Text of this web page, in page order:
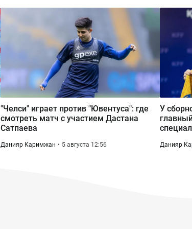
"Челси" играет против "Ювентуса": где
смотреть матч с участием Дастана
Сатпаева
Данияр Каримжан 5 августа 12:56
У
Данияр